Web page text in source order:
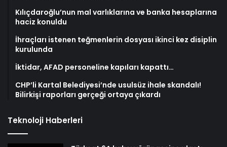
Kılıçdaroğlu’nun mal varlıklarına ve banka hesaplarına
haciz konuldu
İhraçları istenen teğmenlerin dosyası ikinci kez disiplin
kurulunda
İktidar, AFAD personeline kapıları kapattı…
CHP’li Kartal Belediyesi’nde usulsüz ihale skandalı!
Bilirkişi raporları gerçeği ortaya çıkardı
Teknoloji Haberleri